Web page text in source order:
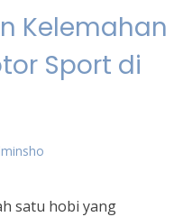
Kelemahan
Sport di
satu hobi yang